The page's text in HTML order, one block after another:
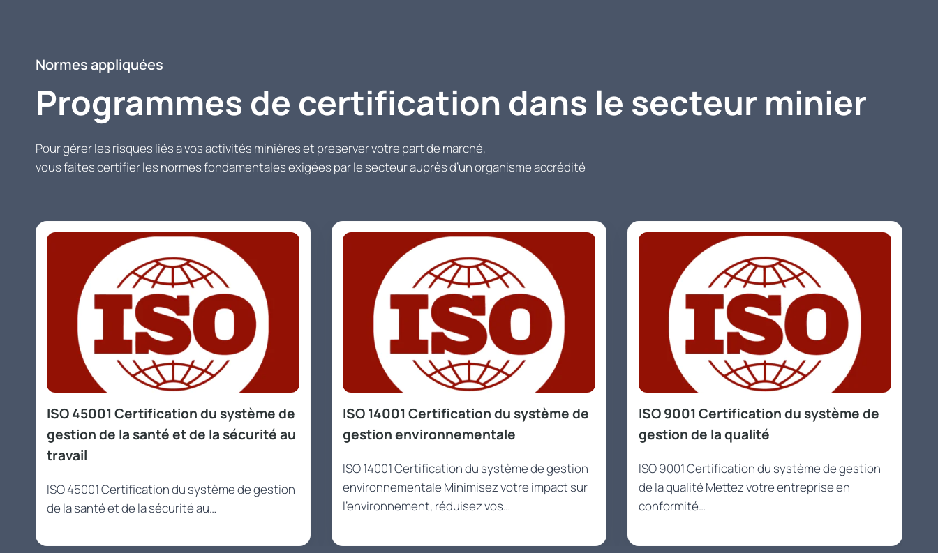
Normes appliquées
Programmes de certification dans le secteur minier
Pour gérer les risques liés à vos activités minières et préserver votre part de marché,
vous faites certifier les normes fondamentales exigées par le secteur auprès d’un organisme accrédité
ISO 45001 Certification du système de
gestion de la santé et de la sécurité au
travail
ISO 45001 Certification du système de gestion
de la santé et de la sécurité au…
ISO 14001 Certification du système de
gestion environnementale
ISO 14001 Certification du système de gestion
environnementale Minimisez votre impact sur
l’environnement, réduisez vos…
ISO 9001 Certification du système de
gestion de la qualité
ISO 9001 Certification du système de gestion
de la qualité Mettez votre entreprise en
conformité…